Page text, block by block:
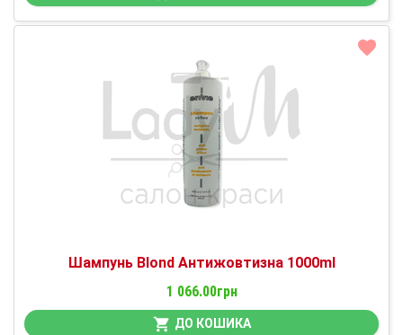
Шампунь Blond Антижовтизна 1000ml
1 066.00грн
ДО КОШИКА